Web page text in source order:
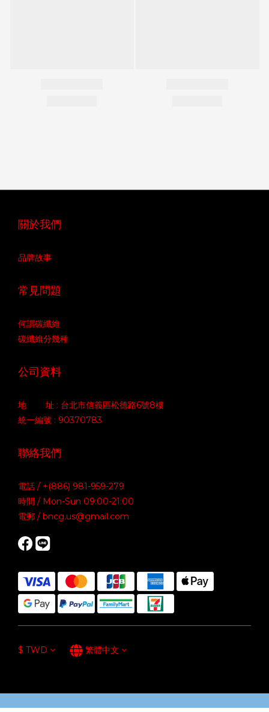
關於我們
品牌故事
常見問題
何謂碳纖維
碳纖維分幾種
公司資料
地 址 : 台北市信義區松德路6號8樓
統一編號 : 90370783
聯絡我們
電話 / +(886) 981-959-279
時間 / Mon-Sun 09:00-21:00
電郵 / bncg.us@gmail.com
$ TWD 繁體中文